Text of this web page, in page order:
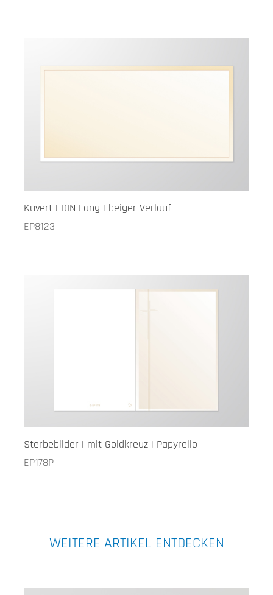
Kuvert | DIN Lang | beiger Verlauf
EP8123
Sterbebilder | mit Goldkreuz | Papyrello
EP178P
WEITERE ARTIKEL ENTDECKEN